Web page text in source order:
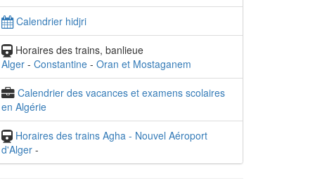
Calendrier hidjri
Horaires des trains, banlieue
Alger - Constantine - Oran et Mostaganem
Calendrier des vacances et examens scolaires
en Algérie
Horaires des trains Agha - Nouvel Aéroport
d'Alger -